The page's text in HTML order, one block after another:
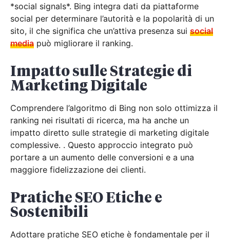
*social signals*. Bing integra dati da piattaforme
social per determinare l’autorità e la popolarità di un
sito, il che significa che un’attiva presenza sui social
media può migliorare il ranking.
Impatto sulle Strategie di
Marketing Digitale
Comprendere l’algoritmo di Bing non solo ottimizza il
ranking nei risultati di ricerca, ma ha anche un
impatto diretto sulle strategie di marketing digitale
complessive. . Questo approccio integrato può
portare a un aumento delle conversioni e a una
maggiore fidelizzazione dei clienti.
Pratiche SEO Etiche e
Sostenibili
Adottare pratiche SEO etiche è fondamentale per il